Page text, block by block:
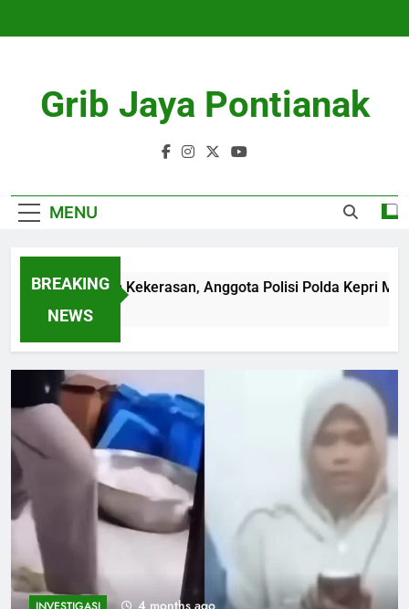
Grib Jaya Pontianak
MENU
BREAKING
NEWS
Korban Kekerasan, Anggota Polisi Polda Kepri
Ago
4 months ago